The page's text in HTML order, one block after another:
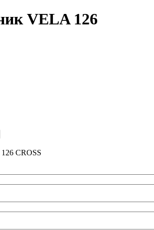
VELA 126
CROSS